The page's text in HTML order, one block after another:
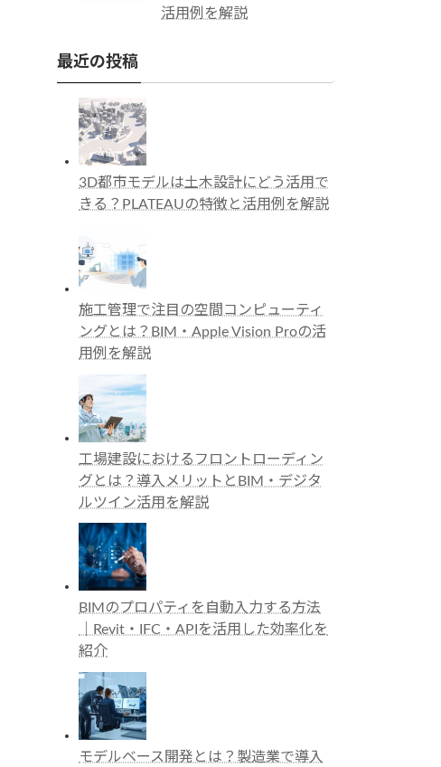
活用例を解説
最近の投稿
3D都市モデルは土木設計にどう活用で
きる？PLATEAUの特徴と活用例を解説
施工管理で注目の空間コンピューティ
ングとは？BIM・Apple Vision Proの活
用例を解説
工場建設におけるフロントローディン
グとは？導入メリットとBIM・デジタ
ルツイン活用を解説
BIMのプロパティを自動入力する方法
｜Revit・IFC・APIを活用した効率化を
紹介
モデルベース開発とは？製造業で導入